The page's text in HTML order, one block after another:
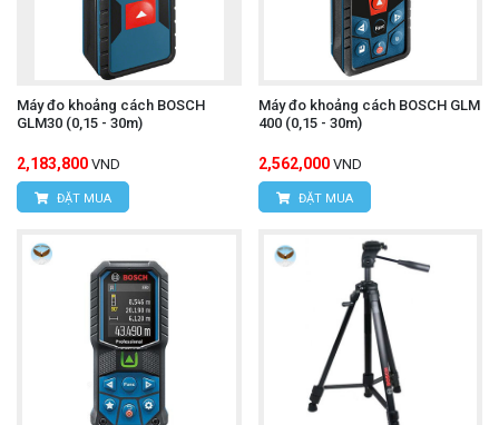
Máy đo khoảng cách BOSCH
GLM30 (0,15 - 30m)
2,183,800 VND
ĐẶT MUA
Máy đo khoảng cách BOSCH GLM
400 (0,15 - 30m)
2,562,000 VND
ĐẶT MUA